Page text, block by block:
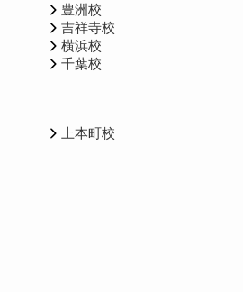
豊洲校
吉祥寺校
横浜校
千葉校
上本町校